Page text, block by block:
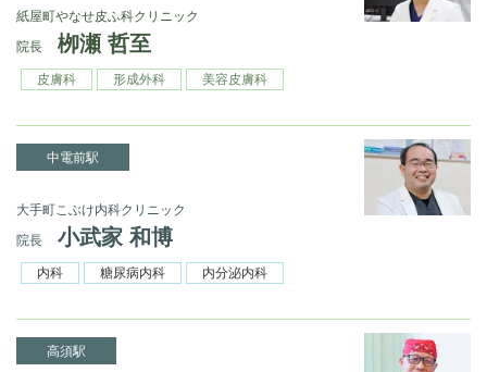
紙屋町やなせ皮ふ科クリニック
院長
栁瀬 哲至
皮膚科 形成外科 美容皮膚科
中電前駅
大手町こぶけ内科クリニック
院長
小武家 和博
内科 糖尿病内科 内分泌内科
高須駅